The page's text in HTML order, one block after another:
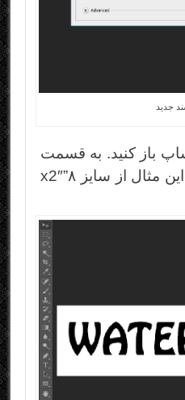
جدید
باز کنید. به قسمت
File> New بروید. در این مثال از سایز ۸”x2″